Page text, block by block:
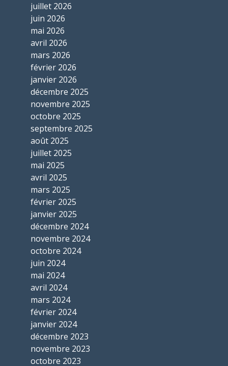
juillet 2026
juin 2026
mai 2026
avril 2026
mars 2026
février 2026
janvier 2026
décembre 2025
novembre 2025
octobre 2025
septembre 2025
août 2025
juillet 2025
mai 2025
avril 2025
mars 2025
février 2025
janvier 2025
décembre 2024
novembre 2024
octobre 2024
juin 2024
mai 2024
avril 2024
mars 2024
février 2024
janvier 2024
décembre 2023
novembre 2023
octobre 2023